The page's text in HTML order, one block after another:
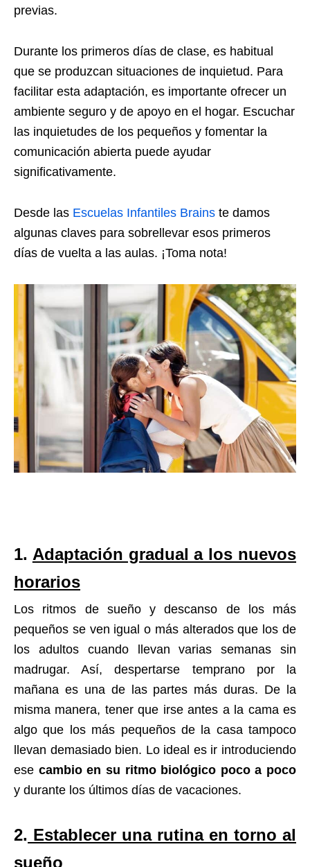
previas.
Durante los primeros días de clase, es habitual
que se produzcan situaciones de inquietud. Para
facilitar esta adaptación, es importante ofrecer un
ambiente seguro y de apoyo en el hogar. Escuchar
las inquietudes de los pequeños y fomentar la
comunicación abierta puede ayudar
significativamente.
Desde las Escuelas Infantiles Brains te damos
algunas claves para sobrellevar esos primeros
días de vuelta a las aulas. ¡Toma nota!
1. Adaptación gradual a los nuevos
horarios
Los ritmos de sueño y descanso de los más
pequeños se ven igual o más alterados que los de
los adultos cuando llevan varias semanas sin
madrugar. Así, despertarse temprano por la
mañana es una de las partes más duras. De la
misma manera, tener que irse antes a la cama es
algo que los más pequeños de la casa tampoco
llevan demasiado bien. Lo ideal es ir introduciendo
ese cambio en su ritmo biológico poco a poco
y durante los últimos días de vacaciones.
2. Establecer una rutina en torno al
sueño